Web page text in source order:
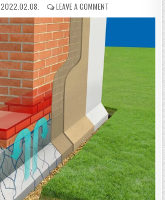
PUBLISHED DATE:
2022.02.08. LEAVE A COMMENT ON CSELEKEDNI